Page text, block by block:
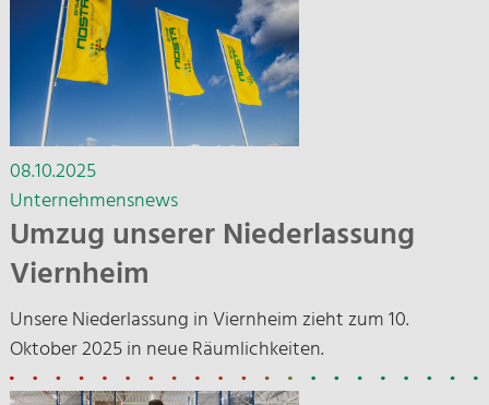
08.10.2025
Unternehmensnews
Umzug unserer Niederlassung
Viernheim
Unsere Niederlassung in Viernheim zieht zum 10.
Oktober 2025 in neue Räumlichkeiten.